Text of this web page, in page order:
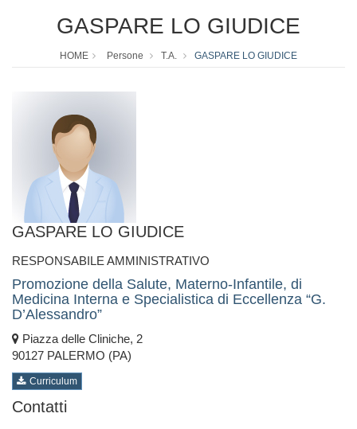
GASPARE LO GIUDICE
HOME Persone T.A. GASPARE LO GIUDICE
GASPARE LO GIUDICE
RESPONSABILE AMMINISTRATIVO
Promozione della Salute, Materno-Infantile, di
Medicina Interna e Specialistica di Eccellenza “G.
D’Alessandro”
Piazza delle Cliniche, 2
90127 PALERMO (PA)
Curriculum
Contatti